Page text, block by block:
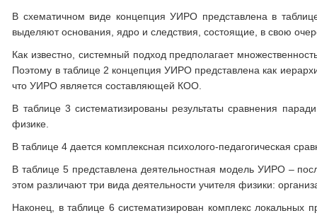
В схематичном виде концепция УИРО представлена в
выделяют основания, ядро и следствия, состоящие, в свою
Как известно, системный подход предполагает
Поэтому в таблице 2 концепция УИРО представлена как
что УИРО является составляющей КОО.
В таблице 3 систематизированы результаты сравнения
физике.
В таблице 4 дается комплексная психолого-педагогическая
В таблице 5 представлена деятельностная модель УИРО –
этом различают три вида деятельности учителя физики:
Наконец, в таблице 6 систематизирован комплекс